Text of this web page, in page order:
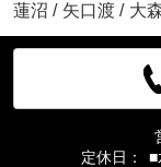
蓮沼 / 矢口渡 / 大
定休日：
■